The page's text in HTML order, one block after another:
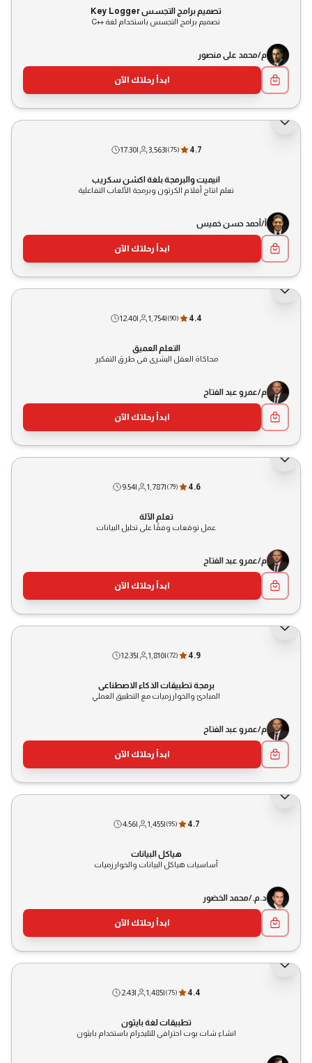
تصميم برامج التجسس Key Logger
تصميم برامج التجسس باستخدام لغة ++C
م/محمد على منصور
ابدأ رحلتك الآن
4.7
(75)
|
3,563
|
17:30
انيميت والبرمجة بلغة اكشن سكريب
تعلم انتاج أفلام الكرتون وبرمجة الألعاب التفاعلية
أ/أحمد حسن خميس
ابدأ رحلتك الآن
4.4
(90)
|
1,754
|
12:40
التعلم العميق
محاكاة العقل البشرى فى طرق التفكير
م/عمرو عبد الفتاح
ابدأ رحلتك الآن
4.6
(79)
|
1,787
|
9:54
تعلم الآلة
عمل توقعات وفقًا على تحليل البيانات
م/عمرو عبد الفتاح
ابدأ رحلتك الآن
4.9
(72)
|
1,810
|
12:35
برمجة تطبيقات الذكاء الاصطناعي
المبادئ والخوارزميات مع التطبيق العملي
م/عمرو عبد الفتاح
ابدأ رحلتك الآن
4.7
(95)
|
1,455
|
4:56
هياكل البيانات
أساسيات هياكل البيانات والخوارزميات
د.م./محمد الخضور
ابدأ رحلتك الآن
4.4
(75)
|
1,485
|
2:43
تطبيقات لغة بايثون
انشاء شات بوت احترافى للتليجرام باستخدام بايثون